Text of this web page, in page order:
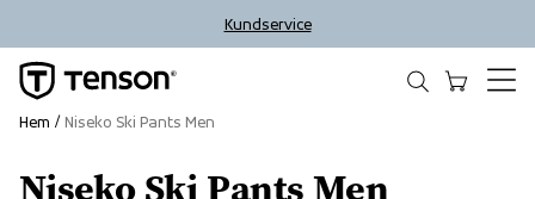
Kundservice
Niseko Ski Pants Men
Hem Niseko Ski Pants Men